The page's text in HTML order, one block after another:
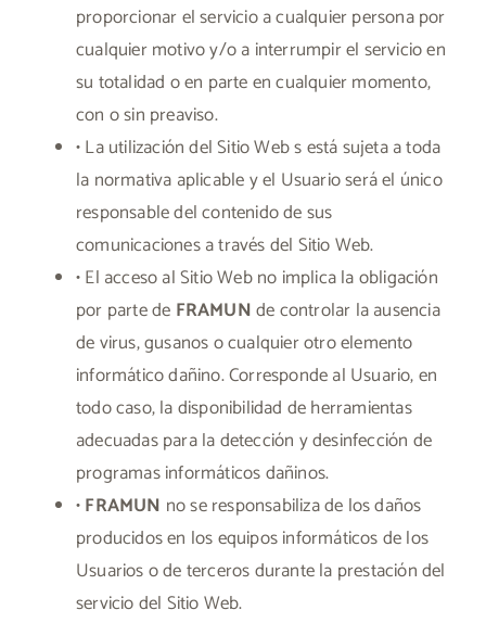
proporcionar el servicio a cualquier persona por
cualquier motivo y/o a interrumpir el servicio en
su totalidad o en parte en cualquier momento,
con o sin preaviso.
• La utilización del Sitio Web s está sujeta a toda
la normativa aplicable y el Usuario será el único
responsable del contenido de sus
comunicaciones a través del Sitio Web.
• El acceso al Sitio Web no implica la obligación
por parte de FRAMUNde controlar la ausencia
de virus, gusanos o cualquier otro elemento
informático dañino. Corresponde al Usuario, en
todo caso, la disponibilidad de herramientas
adecuadas para la detección y desinfección de
programas informáticos dañinos.
•FRAMUN no se responsabiliza de los daños
producidos en los equipos informáticos de los
Usuarios o de terceros durante la prestación del
servicio del Sitio Web.